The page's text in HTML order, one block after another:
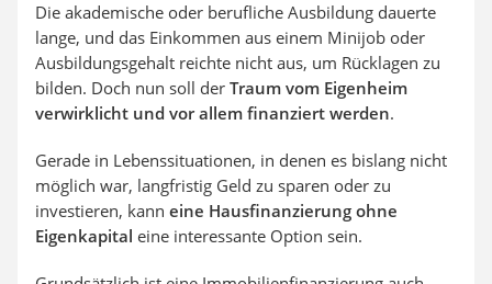
Die akademische oder berufliche Ausbildung dauerte
lange, und das Einkommen aus einem Minijob oder
Ausbildungsgehalt reichte nicht aus, um Rücklagen zu
bilden. Doch nun soll der Traum vom Eigenheim
verwirklicht und vor allem finanziert werden.
Gerade in Lebenssituationen, in denen es bislang nicht
möglich war, langfristig Geld zu sparen oder zu
investieren, kann eine Hausfinanzierung ohne
Eigenkapital eine interessante Option sein.